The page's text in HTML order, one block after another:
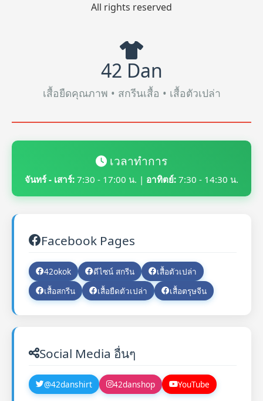
All rights reserved
42 Dan
เสื้อยืดคุณภาพ • สกรีนเสื้อ • เสื้อตัวเปล่า
เวลาทำการ
จันทร์ - เสาร์: 7:30 - 17:00 น. | อาทิตย์: 7:30 - 14:30 น.
Facebook Pages
42okok ดีไซน์ สกรีน
เสื้อตัวเปล่า
เสื้อสกรีน
เสื้อยืดตัวเปล่า เสื้อตรุษจีน
Social Media อื่นๆ
@42danshirt 42danshop YouTube